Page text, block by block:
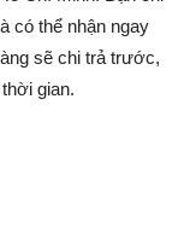
có thể nhận ngay
sẽ chi trả trước,
gian.